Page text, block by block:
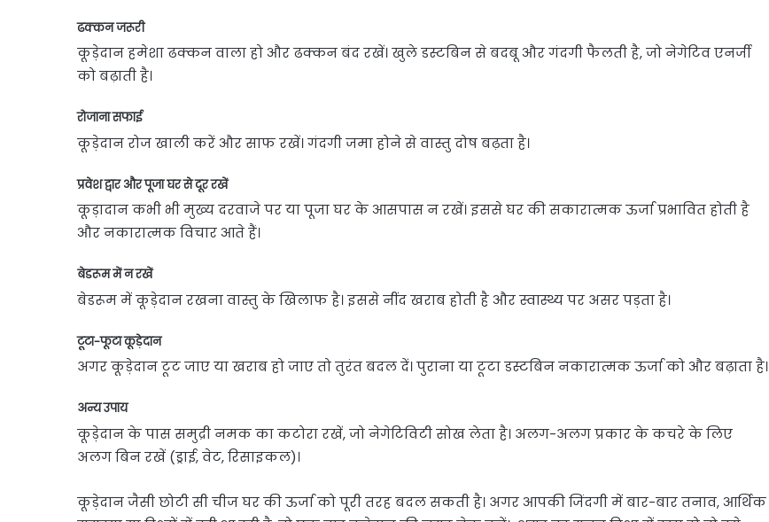
ढक्कन जरूरी
कूड़ेदान हमेशा ढक्कन वाला हो और ढक्कन बंद रखें। खुले डस्टबिन से बदबू और गंदगी फैलती है, जो नेगेटिव एनर्जी
को बढ़ाती है।
रोजाना सफाई
कूड़ेदान रोज खाली करें और साफ रखें। गंदगी जमा होने से वास्तु दोष बढ़ता है।
प्रवेश द्वार और पूजा घर से दूर रखें
कूड़ादान कभी भी मुख्य दरवाजे पर या पूजा घर के आसपास न रखें। इससे घर की सकारात्मक ऊर्जा प्रभावित होती है
और नकारात्मक विचार आते हैं।
बेडरूम में न रखें
बेडरूम में कूड़ेदान रखना वास्तु के खिलाफ है। इससे नींद खराब होती है और स्वास्थ्य पर असर पड़ता है।
टूटा-फूटा कूड़ेदान
अगर कूड़ेदान टूट जाए या खराब हो जाए तो तुरंत बदल दें। पुराना या टूटा डस्टबिन नकारात्मक ऊर्जा को और बढ़ाता है।
अन्य उपाय
कूड़ेदान के पास समुद्री नमक का कटोरा रखें, जो नेगेटिविटी सोख लेता है। अलग-अलग प्रकार के कचरे के लिए
अलग बिन रखें (ड्राई, वेट, रिसाइकल)।
कूड़ेदान जैसी छोटी सी चीज घर की ऊर्जा को पूरी तरह बदल सकती है। अगर आपकी जिंदगी में बार-बार तनाव, आर्थिक